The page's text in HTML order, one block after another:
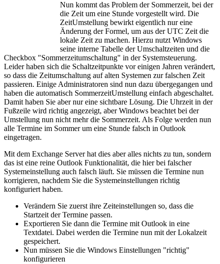
Nun kommt das Problem der Sommerzeit, bei der
die Zeit um eine Stunde vorgestellt wird. Die
ZeitUmstellung bewirkt eigentlich nur eine
Änderung der Formel, um aus der UTC Zeit die
lokale Zeit zu machen. Hierzu nutzt Windows
seine interne Tabelle der Umschaltzeiten und die
Checkbox "Sommerzeitumschaltung" in der Systemsteuerung.
Leider haben sich die Schaltzeitpunkte vor einigen Jahren verändert,
so dass die Zeitumschaltung auf alten Systemen zur falschen Zeit
passieren. Einige Administratoren sind nun dazu übergegangen und
haben die automatisch SommerzeitUmstellung einfach abgeschaltet.
Damit haben Sie aber nur eine sichtbare Lösung. Die Uhrzeit in der
Fußzeile wird richtig angezeigt, aber Windows beachtet bei der
Umstellung nun nicht mehr die Sommerzeit. Als Folge werden nun
alle Termine im Sommer um eine Stunde falsch in Outlook
eingetragen.
Mit dem Exchange Server hat dies aber alles nichts zu tun, sondern
das ist eine reine Outlook Funktionalität, die hier bei falscher
Systemeinstellung auch falsch läuft. Sie müssen die Termine nun
korrigieren, nachdem Sie die Systemeinstellungen richtig
konfiguriert haben.
Verändern Sie zuerst ihre Zeiteinstellungen so, dass die
Startzeit der Termine passen.
Exportieren Sie dann die Termine mit Outlook in eine
Textdatei. Dabei werden die Termine nun mit der Lokalzeit
gespeichert.
Nun müssen Sie die Windows Einstellungen "richtig"
konfigurieren